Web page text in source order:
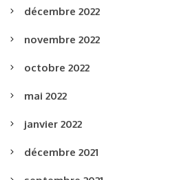
décembre 2022
novembre 2022
octobre 2022
mai 2022
janvier 2022
décembre 2021